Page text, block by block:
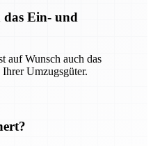
Ein- und
auf Wunsch auch das
Umzugsgüter.